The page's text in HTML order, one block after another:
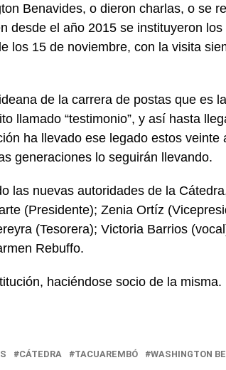
Benavides, o dieron charlas, o se
desde el año 2015 se instituyeron
los 15 de noviembre, con la visita
de la carrera de postas que es
llamado “testimonio”, y así hasta
ha llevado ese legado estos veinte
generaciones lo seguirán llevando.
las nuevas autoridades de la
(Presidente); Zenia Ortíz
(Tesorera); Victoria Barrios
Rebuffo.
haciéndose socio de la misma.
CÁTEDRA TACUAREMBÓ WASHINGTON